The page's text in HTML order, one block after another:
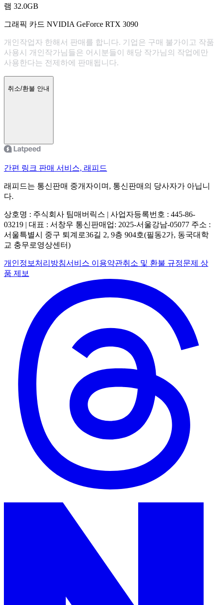
램 32.0GB
그래픽 카드 NVIDIA GeForce RTX 3090
개인작업자 한해서 판매를 합니다. 기업은 구매 불가이고 작품
사용시 개인작가님들은 어시분들이 해당 작가님의 작업에만
사용한다는 전제하에 판매됩니다.
취소/환불 안내
간편 링크 판매 서비스, 래피드
래피드는 통신판매 중개자이며, 통신판매의 당사자가 아닙니
다.
상호명 : 주식회사 팀매버릭스 | 사업자등록번호 : 445-86-
03219 | 대표 : 서창우 통신판매업: 2025-서울강남-05077 주소 :
서울특별시 중구 퇴계로36길 2, 9층 904호(필동2가, 동국대학
교 충무로영상센터)
개인정보처리방침서비스 이용약관취소 및 환불 규정문제 상
품 제보